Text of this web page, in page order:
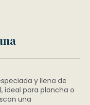
y llena de
ideal para plancha o
una